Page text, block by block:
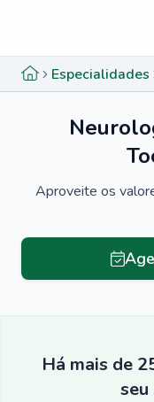
Especialidades
Aproveite os
Há mais de
seu